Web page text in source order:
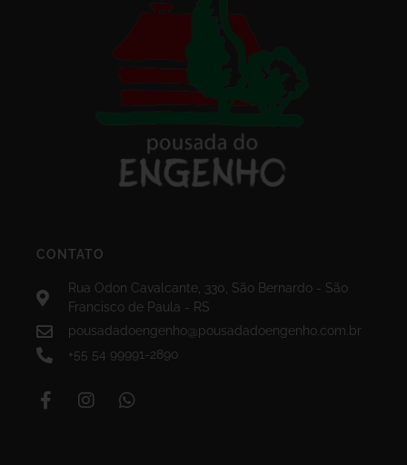
CONTATO
Rua Odon Cavalcante, 330, São Bernardo - São
Francisco de Paula - RS
pousadadoengenho@pousadadoengenho.com.br
+55 54 99991-2890